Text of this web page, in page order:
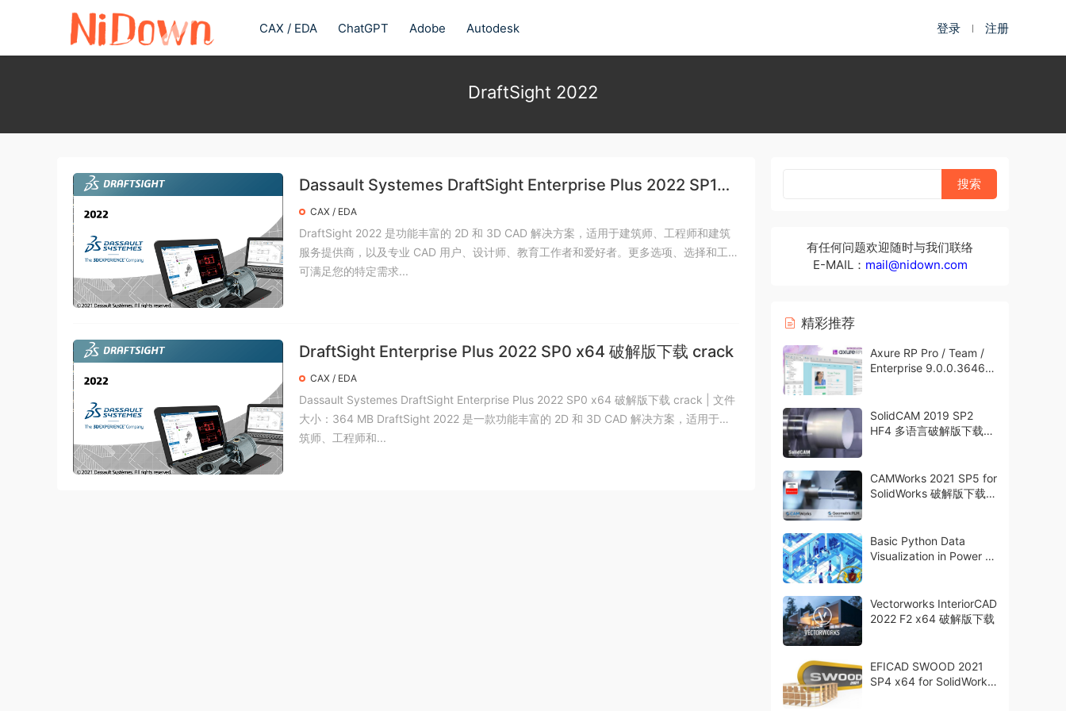
CAX / EDA ChatGPT Adobe Autodesk 登录 注册
DraftSight 2022
Dassault Systemes DraftSight Enterprise Plus 2022 SP1
x64 破解版下载 crack
CAX / EDA
DraftSight 2022 是功能丰富的 2D 和 3D CAD 解决方案，适用于建筑师、工程师和建筑
服务提供商，以及专业 CAD 用户、设计师、教育工作者和爱好者。更多选项、选择和工具
可满足您的特定需求...
DraftSight Enterprise Plus 2022 SP0 x64 破解版下载 crack
CAX / EDA
Dassault Systemes DraftSight Enterprise Plus 2022 SP0 x64 破解版下载 crack | 文件
大小：364 MB DraftSight 2022 是一款功能丰富的 2D 和 3D CAD 解决方案，适用于建
筑师、工程师和...
有任何问题欢迎随时与我们联络
E-MAIL： mail@nidown.com
精彩推荐
Axure RP Pro / Team /
Enterprise 9.0.0.3646
SolidCAM 2019 SP2
HF4 多语言破解版下载
CAMWorks 2021 SP5 for
SolidWorks 破解版下载
Basic Python Data
Visualization in Power BI
Vectorworks InteriorCAD
2022 F2 x64 破解版下载
EFICAD SWOOD 2021
SP4 x64 for SolidWorks